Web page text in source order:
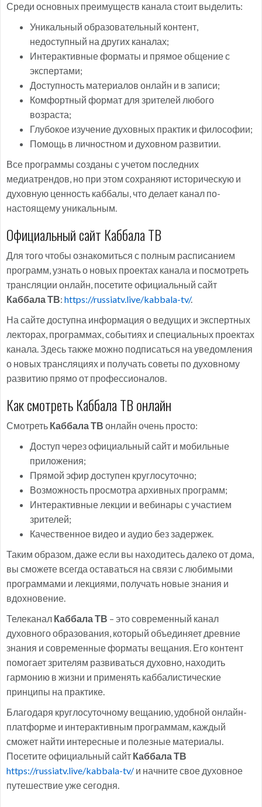
Среди основных преимуществ канала стоит выделить:
Уникальный образовательный контент,
недоступный на других каналах;
Интерактивные форматы и прямое общение с
экспертами;
Доступность материалов онлайн и в записи;
Комфортный формат для зрителей любого
возраста;
Глубокое изучение духовных практик и философии;
Помощь в личностном и духовном развитии.
Все программы созданы с учетом последних
медиатрендов, но при этом сохраняют историческую и
духовную ценность каббалы, что делает канал по-
настоящему уникальным.
Официальный сайт Каббала ТВ
Для того чтобы ознакомиться с полным расписанием
программ, узнать о новых проектах канала и посмотреть
трансляции онлайн, посетите официальный сайт
Каббала ТВ: https://russiatv.live/kabbala-tv/.
На сайте доступна информация о ведущих и экспертных
лекторах, программах, событиях и специальных проектах
канала. Здесь также можно подписаться на уведомления
о новых трансляциях и получать советы по духовному
развитию прямо от профессионалов.
Как смотреть Каббала ТВ онлайн
Смотреть Каббала ТВ онлайн очень просто:
Доступ через официальный сайт и мобильные
приложения;
Прямой эфир доступен круглосуточно;
Возможность просмотра архивных программ;
Интерактивные лекции и вебинары с участием
зрителей;
Качественное видео и аудио без задержек.
Таким образом, даже если вы находитесь далеко от дома,
вы сможете всегда оставаться на связи с любимыми
программами и лекциями, получать новые знания и
вдохновение.
Телеканал Каббала ТВ – это современный канал
духовного образования, который объединяет древние
знания и современные форматы вещания. Его контент
помогает зрителям развиваться духовно, находить
гармонию в жизни и применять каббалистические
принципы на практике.
Благодаря круглосуточному вещанию, удобной онлайн-
платформе и интерактивным программам, каждый
сможет найти интересные и полезные материалы.
Посетите официальный сайт Каббала ТВ
https://russiatv.live/kabbala-tv/ и начните свое духовное
путешествие уже сегодня.